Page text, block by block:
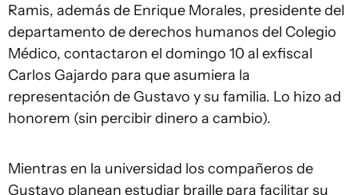
Ramis, además de Enrique Morales, presidente del
departamento de derechos humanos del Colegio
Médico, contactaron el domingo 10 al exfiscal
Carlos Gajardo para que asumiera la
representación de Gustavo y su familia. Lo hizo ad
honorem (sin percibir dinero a cambio).
Mientras en la universidad los compañeros de
Gustavo planean estudiar braille para facilitar su